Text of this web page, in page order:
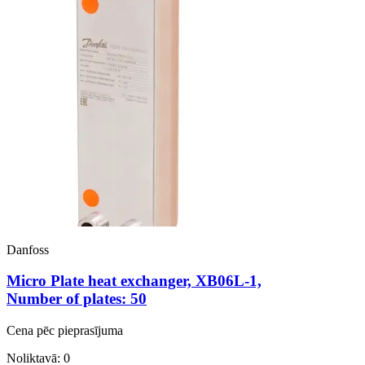
Danfoss
Micro Plate heat exchanger, XB06L-1,
Number of plates: 50
Cena pēc pieprasījuma
Noliktavā: 0